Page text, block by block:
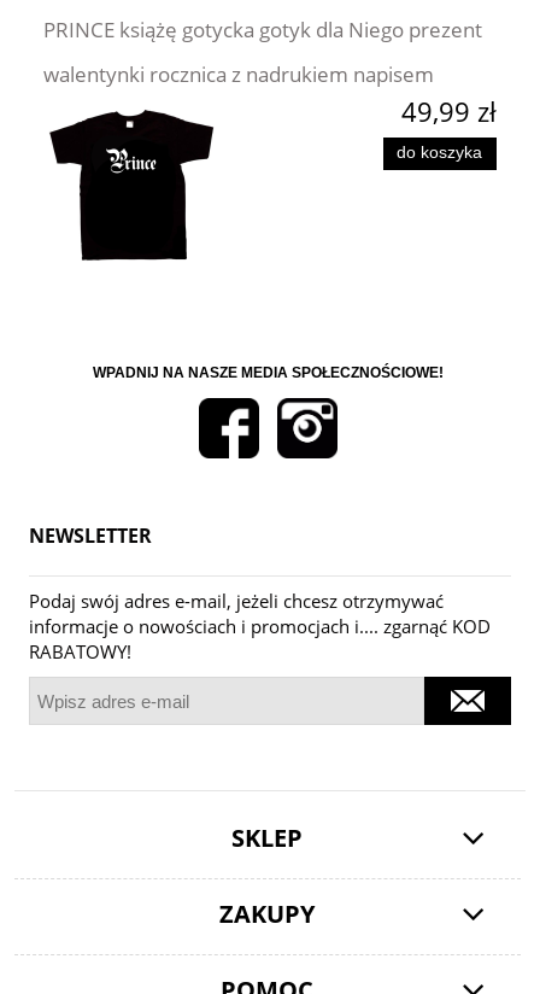
PRINCE książę gotycka gotyk dla Niego prezent
walentynki rocznica z nadrukiem napisem
49,99 zł
do koszyka
WPADNIJ NA NASZE MEDIA SPOŁECZNOŚCIOWE!
NEWSLETTER
Podaj swój adres e-mail, jeżeli chcesz otrzymywać
informacje o nowościach i promocjach i.... zgarnąć KOD
RABATOWY!
SKLEP
ZAKUPY